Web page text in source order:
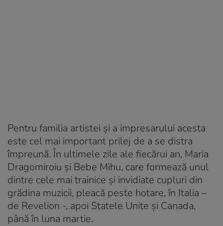
Pentru familia artistei și a impresarului acesta
este cel mai important prilej de a se distra
împreună. În ultimele zile ale fiecărui an, Maria
Dragomiroiu și Bebe Mihu, care formează unul
dintre cele mai trainice și invidiate cupluri din
grădina muzicii, pleacă peste hotare, în Italia –
de Revelion -, apoi Statele Unite și Canada,
până în luna martie.